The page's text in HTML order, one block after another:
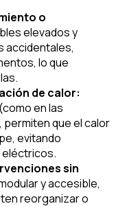
o
elevados y
accidentales,
lo que
de calor:
en las
que el calor
evitando
sin
y accesible,
reorganizar o